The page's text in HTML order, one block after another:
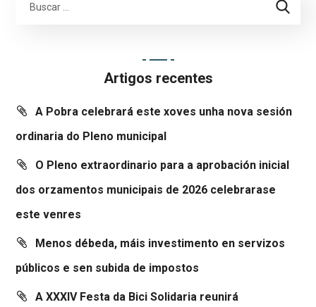
Artigos recentes
A Pobra celebrará este xoves unha nova sesión
ordinaria do Pleno municipal
O Pleno extraordinario para a aprobación inicial
dos orzamentos municipais de 2026 celebrarase
este venres
Menos débeda, máis investimento en servizos
públicos e sen subida de impostos
A XXXIV Festa da Bici Solidaria reunirá